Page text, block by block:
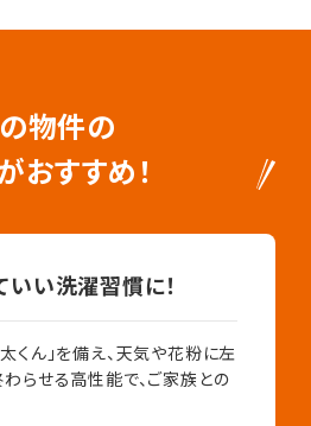
物件の
おすすめ！
いい洗濯習慣に！
くん」を備え、天気や花粉に左
らせる高性能で、ご家族との